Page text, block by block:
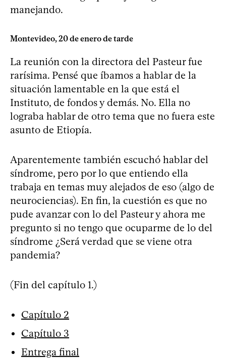
manejando.
Montevideo, 20 de enero de tarde
La reunión con la directora del Pasteur fue
rarísima. Pensé que íbamos a hablar de la
situación lamentable en la que está el
Instituto, de fondos y demás. No. Ella no
lograba hablar de otro tema que no fuera este
asunto de Etiopía.
Aparentemente también escuchó hablar del
síndrome, pero por lo que entiendo ella
trabaja en temas muy alejados de eso (algo de
neurociencias). En fin, la cuestión es que no
pude avanzar con lo del Pasteur y ahora me
pregunto si no tengo que ocuparme de lo del
síndrome ¿Será verdad que se viene otra
pandemia?
(Fin del capítulo 1.)
Capítulo 2
Capítulo 3
Entrega final